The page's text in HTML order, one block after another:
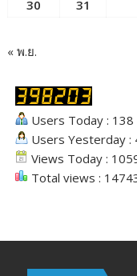
30
31
« พ.ย.
Users Today : 138
Users Yesterday :
Views Today :
Total views :